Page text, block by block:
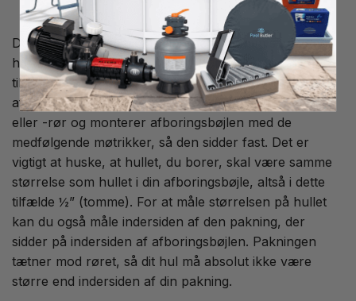
Denne afboringsbøjle er tilpasset til 50mm slange og
har et indvendigt gevind på ½” (tomme), hvor du kan
tilslutte et gevindprodukt. Når du monterer en
afboringsbøjle, så borer du et hul i din PVC-slange
eller -rør og monterer afboringsbøjlen med de
medfølgende møtrikker, så den sidder fast. Det er
vigtigt at huske, at hullet, du borer, skal være samme
størrelse som hullet i din afboringsbøjle, altså i dette
tilfælde ½” (tomme). For at måle størrelsen på hullet
kan du også måle indersiden af den pakning, der
sidder på indersiden af afboringsbøjlen. Pakningen
tætner mod røret, så dit hul må absolut ikke være
større end indersiden af din pakning.